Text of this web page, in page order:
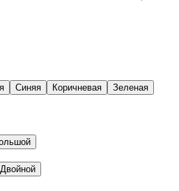
Синяя Коричневая Зеленая
Двойной